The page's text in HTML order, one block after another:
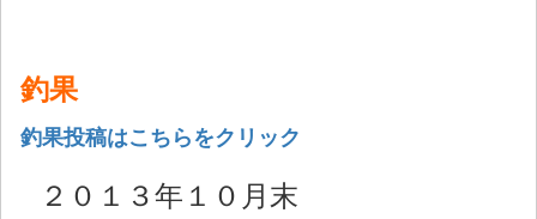
釣果
釣果投稿はこちらをクリック
２０１３年１０月末